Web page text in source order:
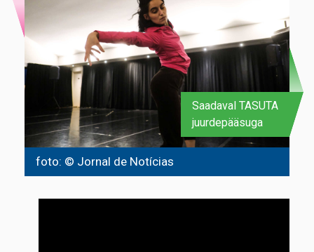
foto: © Jornal de Notícias
Saadaval TASUTA
juurdepääsuga